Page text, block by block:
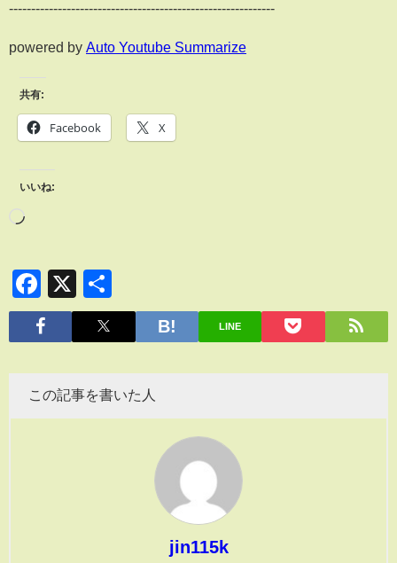
------------------------------------------------------------
powered by Auto Youtube Summarize
共有:
Facebook X
いいね:
Facebook
X
有
LINE
この記事を書いた人
jin115k